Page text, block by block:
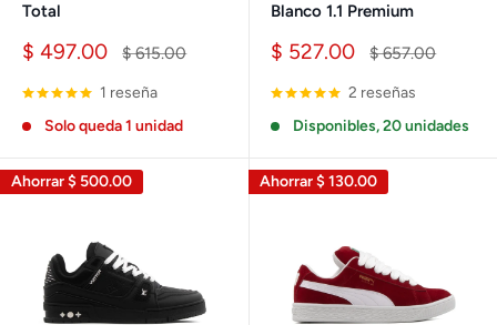
Total
Precio
venta
$ 497.00
Precio
$ 615.00
1 reseña
Solo queda 1 unidad
Blanco 1.1 Premium
Precio
venta
$ 527.00
Precio
$ 657.00
2 reseñas
Disponibles, 20 unidades
Ahorrar$ 500.00 Ahorrar$ 130.00